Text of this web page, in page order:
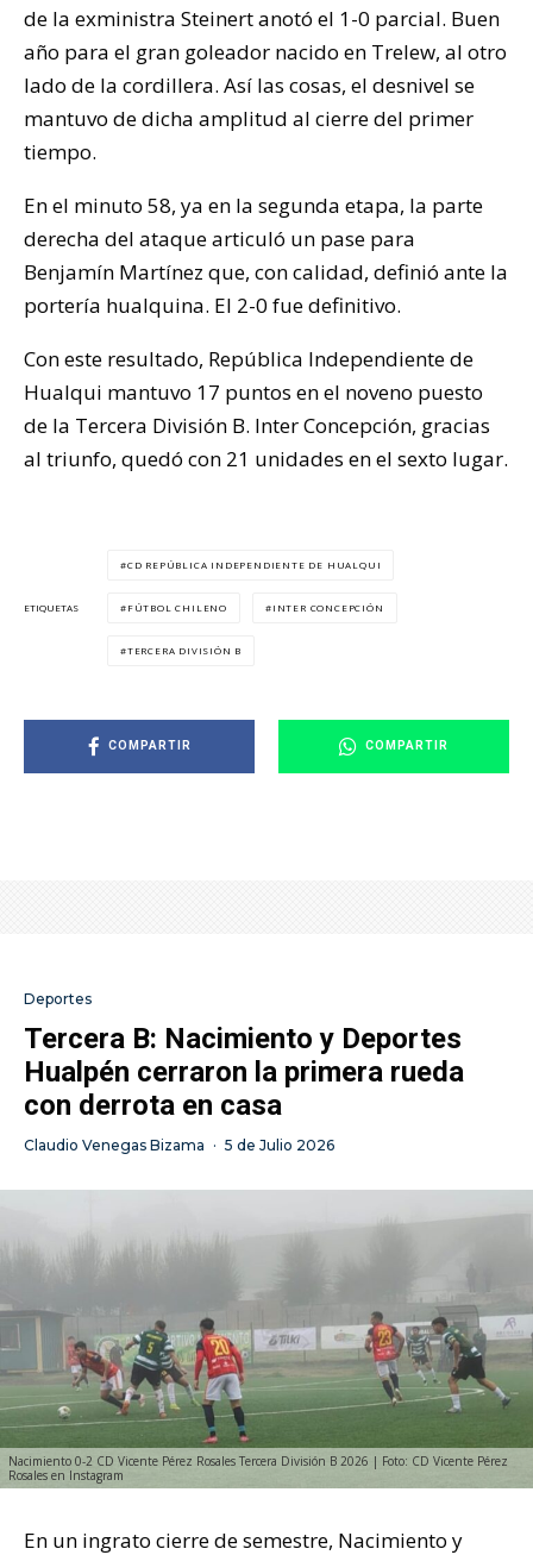
de la exministra Steinert anotó el 1-0 parcial. Buen
año para el gran goleador nacido en Trelew, al otro
lado de la cordillera. Así las cosas, el desnivel se
mantuvo de dicha amplitud al cierre del primer
tiempo.
En el minuto 58, ya en la segunda etapa, la parte
derecha del ataque articuló un pase para
Benjamín Martínez que, con calidad, definió ante la
portería hualquina. El 2-0 fue definitivo.
Con este resultado, República Independiente de
Hualqui mantuvo 17 puntos en el noveno puesto
de la Tercera División B. Inter Concepción, gracias
al triunfo, quedó con 21 unidades en el sexto lugar.
ETIQUETAS
CD REPÚBLICA INDEPENDIENTE DE HUALQUI
FÚTBOL CHILENO INTER CONCEPCIÓN
TERCERA DIVISIÓN B
COMPARTIR COMPARTIR
Deportes
Tercera B: Nacimiento y Deportes
Hualpén cerraron la primera rueda
con derrota en casa
Claudio Venegas Bizama · 5 de Julio 2026
Nacimiento 0-2 CD Vicente Pérez Rosales Tercera División B 2026 | Foto: CD Vicente Pérez
Rosales en Instagram
En un ingrato cierre de semestre, Nacimiento y